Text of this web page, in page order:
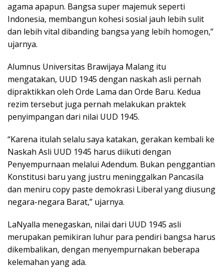
agama apapun. Bangsa super majemuk seperti
Indonesia, membangun kohesi sosial jauh lebih sulit
dan lebih vital dibanding bangsa yang lebih homogen,”
ujarnya.
Alumnus Universitas Brawijaya Malang itu
mengatakan, UUD 1945 dengan naskah asli pernah
dipraktikkan oleh Orde Lama dan Orde Baru. Kedua
rezim tersebut juga pernah melakukan praktek
penyimpangan dari nilai UUD 1945.
“Karena itulah selalu saya katakan, gerakan kembali ke
Naskah Asli UUD 1945 harus diikuti dengan
Penyempurnaan melalui Adendum. Bukan penggantian
Konstitusi baru yang justru meninggalkan Pancasila
dan meniru copy paste demokrasi Liberal yang diusung
negara-negara Barat,” ujarnya.
LaNyalla menegaskan, nilai dari UUD 1945 asli
merupakan pemikiran luhur para pendiri bangsa harus
dikembalikan, dengan menyempurnakan beberapa
kelemahan yang ada.